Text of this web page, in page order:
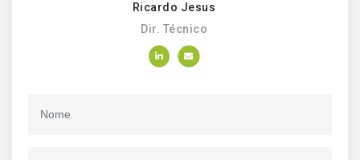
Ricardo Jesus
Dir. Técnico